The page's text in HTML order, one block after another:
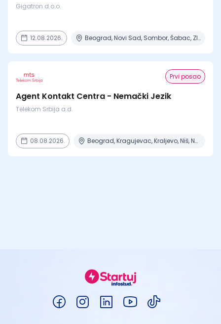
Gigatron d.o.o.
12.08.2026. Beograd, Novi Sad, Sombor, Šabac, Zlatibor + 1 mesto
Prvi posao
Agent Kontakt Centra - Nemački Jezik
Telekom Srbija a.d.
08.08.2026. Beograd, Kragujevac, Kraljevo, Niš, Novi Sad + 2 mesta